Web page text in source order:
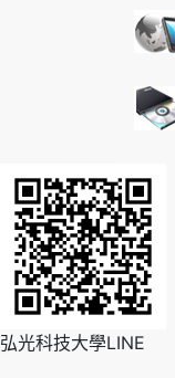
弘光科技大學LINE